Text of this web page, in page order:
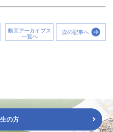
動画アーカイブス
一覧へ
次の記事へ
の方